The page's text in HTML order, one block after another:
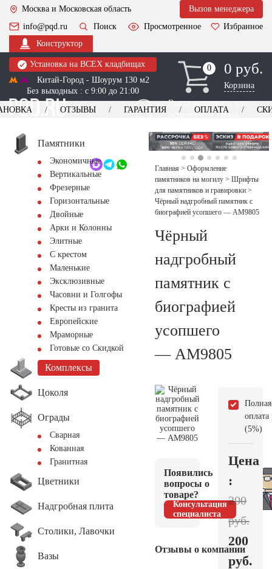
Москва и Московская область
Вызов менеджера
info@pqd.ru
Поиск Просмотренное
Избранное
Конструктор
Установка на ВСЕХ кладбищах
Китай-Город - Шоурум 130 м2
Без выходных : с 9:00 до 21:00
0
0 0 руб.
Корзина
Выезд менеджера для
оформления заказа
+7 (495) 518-44-23
Обратный звонок
ОТЗЫВЫ ГАРАНТИЯ ОПЛАТА
Памятники
Экономичные
Вертикальные
Фрезерные
Горизонтальные
Двойные
Арки и Колонны
Элитные
С крестом
Маленькие
Эксклюзивные
Часовни и Голгофы
Кресты из гранита
Европейские
Мраморные
Готовые со Скидкой
Комплексы
Цоколя
Ограды
Сварная
Кованная
Гранитная
Цветники
Надгробная плита
Столики, Лавочки
Вазы
Главная > Оформление
памятников на могилу > Шрифты
для памятников и гравировки >
Чёрный надгробный памятник с
биографией усопшего — AM9805
Чёрный
надгробный
памятник с
биографией
усопшего
— AM9805
Появились
вопросы о
товаре?
Консультация
специалиста
Отзывы о компании
Полная
оплата
(5%)
Цена
:
200
руб.
200
руб.